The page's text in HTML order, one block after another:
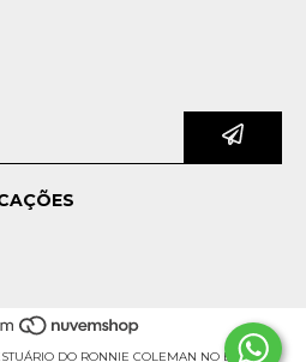
DO RONNIE COLEMAN NO BRASIL -